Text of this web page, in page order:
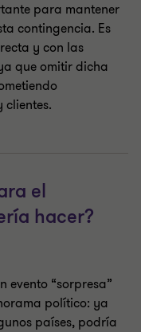
para mantener
contingencia. Es
y con las
que omitir dicha
el
hacer?
evento “sorpresa”
político: ya
países, podría